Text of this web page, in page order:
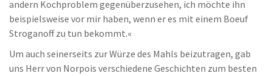
andern Kochproblem gegenüberzusehen, ich möchte ihn
beispielsweise vor mir haben, wenn er es mit einem Boeuf
Stroganoff zu tun bekommt.«
Um auch seinerseits zur Würze des Mahls beizutragen, gab
uns Herr von Norpois verschiedene Geschichten zum besten